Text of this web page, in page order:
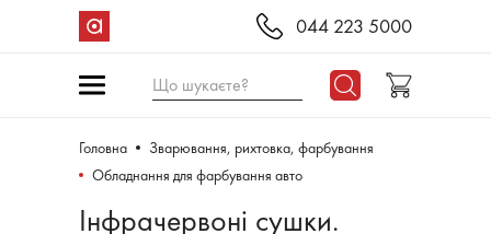
044 223 5000
Що шукаєте?
Головна
Зварювання, рихтовка, фарбування
Обладнання для фарбування авто
Інфрачервоні сушки.